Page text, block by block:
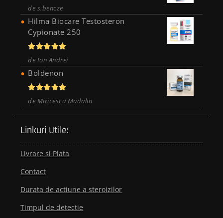
Evaluat la
5din 5
de s.bencze
Hilma Biocare Testosteron
Cypionate 250
Evaluat la
5din 5
de Ion Andrei
Boldenon
Evaluat la
5din 5
de Miricescu Madalin
Linkuri Utile:
Livrare si Plata
Contact
Durata de actiune a steroizilor
Timpul de detectie